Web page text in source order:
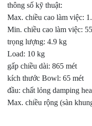
thông số kỹ thuật:
Max. chiều cao làm việc:
Min. chiều cao làm việc:
trọng lượng: 4.9 kg
Load: 10 kg
gấp chiều dài: 865 mét
kích thước Bowl: 65 mét
đầu: chất lỏng damping
Max. chiều rộng (sàn